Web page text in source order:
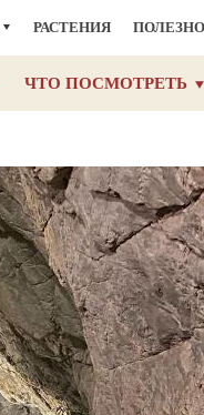
РАСТЕНИЯ
ЧТО ПОСМОТРЕТЬ